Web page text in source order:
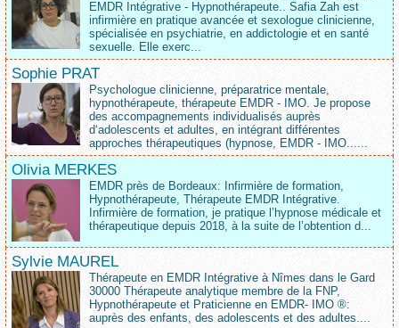
EMDR Intégrative - Hypnothérapeute.. Safia Zah est
infirmière en pratique avancée et sexologue clinicienne,
spécialisée en psychiatrie, en addictologie et en santé
sexuelle. Elle exerc...
Sophie PRAT
Psychologue clinicienne, préparatrice mentale,
hypnothérapeute, thérapeute EMDR - IMO. Je propose
des accompagnements individualisés auprès
d‘adolescents et adultes, en intégrant différentes
approches thérapeutiques (hypnose, EMDR - IMO......
Olivia MERKES
EMDR près de Bordeaux: Infirmière de formation,
Hypnothérapeute, Thérapeute EMDR Intégrative.
Infirmière de formation, je pratique l’hypnose médicale et
thérapeutique depuis 2018, à la suite de l’obtention d...
Sylvie MAUREL
Thérapeute en EMDR Intégrative à Nîmes dans le Gard
30000 Thérapeute analytique membre de la FNP,
Hypnothérapeute et Praticienne en EMDR- IMO ®:
auprès des enfants, des adolescents et des adultes....